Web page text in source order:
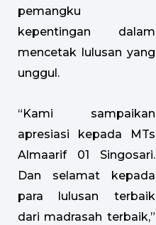
pemangku
kepentingan dalam
mencetak lulusan yang
unggul.
“Kami sampaikan
apresiasi kepada MTs
Almaarif 01 Singosari.
Dan selamat kepada
para lulusan terbaik
dari madrasah terbaik,”